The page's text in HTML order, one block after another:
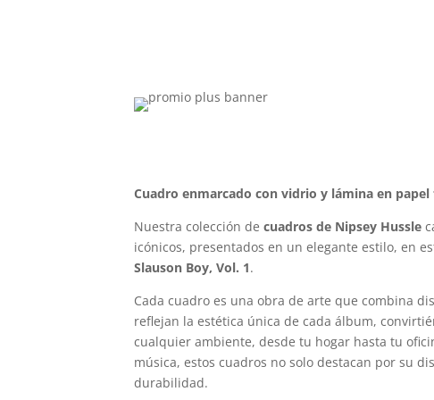
Cuadro enmarcado con vidrio y lámina en
Nuestra colección decuadros de Nipsey Hussle
icónicos, presentados en un elegante estilo, en
Slauson Boy, Vol. 1.
Cada cuadro es una obra de arte que combina
reflejan la estética única de cada álbum,
cualquier ambiente, desde tu hogar hasta tu
música, estos cuadros no solo destacan por su
durabilidad.